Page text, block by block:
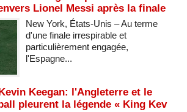
Lionel Messi après la finale
New York, États-Unis – Au terme
d'une finale irrespirable et
particulièrement engagée,
l'Espagne...
Keegan: l'Angleterre et le
pleurent la légende « King Kev